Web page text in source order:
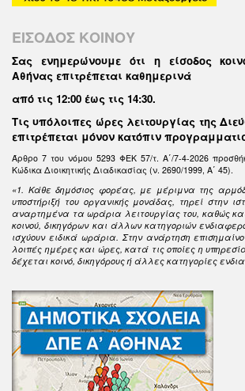
ΕΙΣΟΔΟΣ ΚΟΙΝΟΥ
Σας ενημερώνουμε ότι η είσοδος
Αθήνας επιτρέπεται καθημερινά
από τις 12:00 έως τις 14:30.
Τις υπόλοιπες ώρες λειτουργίας της
επιτρέπεται μόνον κατόπιν
Άρθρο 7 του νόμου 5293 ΦΕΚ 57/τ. Α΄/7-4-2026
Κώδικα Διοικητικής Διαδικασίας (ν. 2690/1999, Α΄ 45).
«1. Κάθε δημόσιος φορέας, με μέριμνα της
υποστήριξή του οργανικής μονάδας, τηρεί στην
αναρτημένα τα ωράρια λειτουργίας του, καθώς
κοινού, δικηγόρων και άλλων κατηγοριών
ισχύουν ειδικά ωράρια. Στην ανάρτηση
λοιπές ημέρες και ώρες, κατά τις οποίες η
δέχεται κοινό, δικηγόρους ή άλλες κατηγορίες